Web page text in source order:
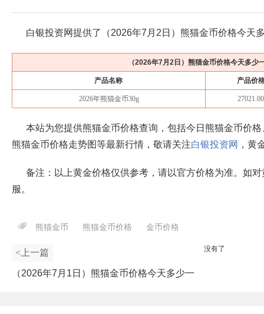
白银投资网提供了（2026年7月2日 ）熊猫金币价格今天
（2026年7月2日 ）熊猫金币价格今天多少
产品名称 产品价
2026年熊猫金币30g 27021.00
本站为您提供熊猫金币价格查询，包括今日熊猫金币价
熊猫金币价格走势图等最新行情，敬请关注白银投资网 ，黄
备注：以上黄金价格仅供参考，请以官方价格为准。如
服。
熊猫金币 熊猫金币价格 金币价格
<上一篇
（2026年7月1日）熊猫金币价格今天多少一
没有了